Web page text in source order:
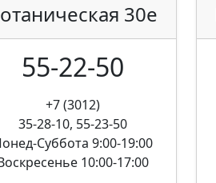
30е
55-22-50
+7 (3012)
35-28-10, 55-23-50
Суббота 9:00-19:00
10:00-17:00